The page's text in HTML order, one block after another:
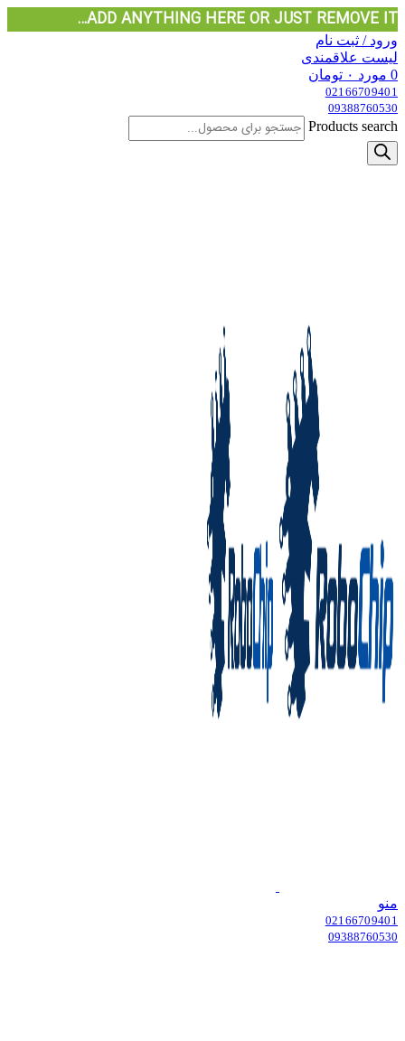
ADD ANYTHING HERE OR JUST REMOVE IT…
ورود / ثبت نام
لیست علاقمندی
0 مورد ۰ تومان
02166709401
09388760530
Products search
منو
02166709401
09388760530